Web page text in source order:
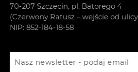
70-207 Szczecin, pl. Batorego 4
(Czerwony Ratusz – wejście od
NIP: 852-184-18-58
Nasz newsletter - podaj email